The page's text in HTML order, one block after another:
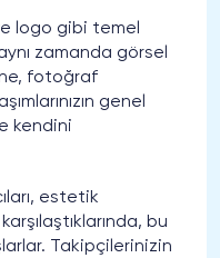
logo gibi temel
zamanda görsel
fotoğraf
genel
kendini
estetik
bu
Takipçilerinizin